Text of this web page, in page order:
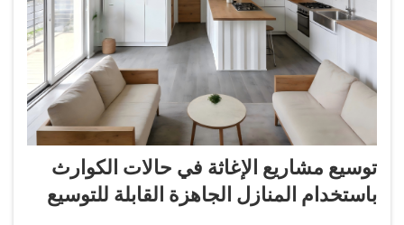
توسيع مشاريع الإغاثة في حالات الكوارث
باستخدام المنازل الجاهزة القابلة للتوسيع